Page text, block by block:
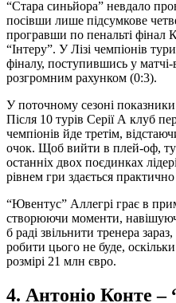
“Стара синьйора” невдало
посівши лише підсумкове
програвши по пенальті фінал
“Інтеру”. У Лізі чемпіонів
фіналу, поступившись у матчі-
розгромним рахунком (0:3).
У поточному сезоні
Після 10 турів Серії А клуб
чемпіонів йде третім,
очок. Щоб вийти в плей-оф,
останніх двох поєдинках
рівнем гри здається
“Ювентус” Аллегрі грає в
створюючи моменти,
б раді звільнити тренера
робити цього не буде,
розмірі 21 млн євро.
4. Антоніо Конте –